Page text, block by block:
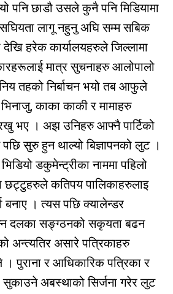
पनि छाडौ उसले कुनै पनि मिडियामा
लागू नहुनु अघि सम्म सबिक
देखि हरेक कार्यालयहरुले जिल्लामा
मात्र सुचनाहरु आलोपालो
तहको निर्बाचन भयो तब आफुले
काका काकी र मामाहरु
भए । अझ उनिहरु आफ्नै पार्टिको
सुरु हुन थाल्यो बिज्ञापनको लुट ।
डकुमेन्ट्रीका नाममा पहिलो
छट्टुहरुले कतिपय पालिकाहरुलाइ
बनाए । त्यस पछि क्यालेन्डर
दलका सङ्ग्ठनको सकृयता बढन
अन्त्यतिर असारे पत्रिकाहरु
पुराना र आधिकारिक पत्रिका र
अबस्थाको सिर्जना गरेर लुट